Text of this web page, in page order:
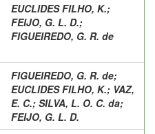
EUCLIDES FILHO, K.;
FEIJO, G. L. D.;
FIGUEIREDO, G. R. de
FIGUEIREDO, G. R. de;
EUCLIDES FILHO, K.; VAZ,
E. C.; SILVA, L. O. C. da;
FEIJO, G. L. D.